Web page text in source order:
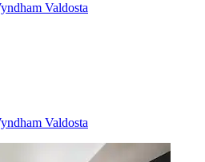
Valdosta
Valdosta